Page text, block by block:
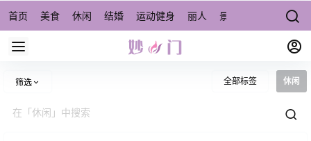
首页 美食 休闲 结婚 运动健身 丽人 景点/周边游 宠物
筛选 全部标签 休闲